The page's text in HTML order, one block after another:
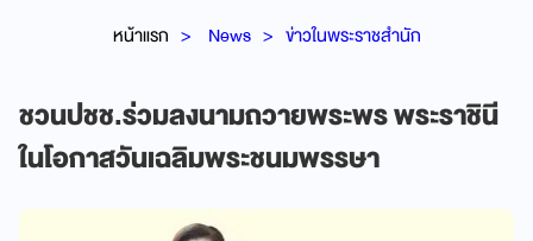
หน้าแรก News ข่าวในพระราชสำนัก
ชวนปชช.ร่วมลงนามถวายพระพร พระราชินี
ในโอกาสวันเฉลิมพระชนมพรรษา